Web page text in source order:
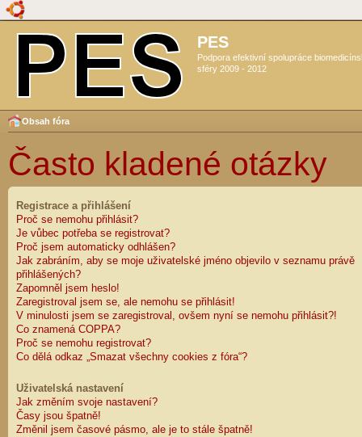
PES
Podpora efektivní spolupráce
sféry 2009 - 2012
Obsah fóra
Často kladené otázky
Registrace a přihlášení
Proč se nemohu přihlásit?
Je vůbec potřeba se registrovat?
Proč jsem automaticky odhlášen?
Jak zabráním, aby se moje uživatelské jméno objevilo v seznamu právě
přihlášených?
Zapomněl jsem heslo!
Zaregistroval jsem se, ale nemohu se přihlásit!
V minulosti jsem se zaregistroval, ovšem nyní se nemohu přihlásit?!
Co znamená COPPA?
Proč se nemohu registrovat?
Co dělá odkaz „Smazat všechny cookies z fóra“?
Uživatelská nastavení
Jak změním svoje nastavení?
Časy jsou špatně!
Změnil jsem časové pásmo, ale je to stále špatně!